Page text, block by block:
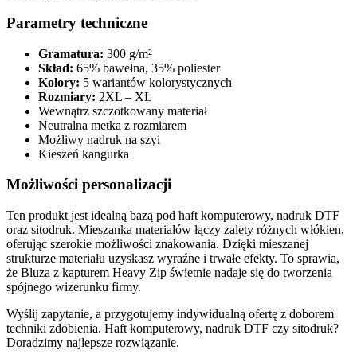
Parametry techniczne
Gramatura: 300 g/m²
Skład: 65% bawełna, 35% poliester
Kolory: 5 wariantów kolorystycznych
Rozmiary: 2XL – XL
Wewnątrz szczotkowany materiał
Neutralna metka z rozmiarem
Możliwy nadruk na szyi
Kieszeń kangurka
Możliwości personalizacji
Ten produkt jest idealną bazą pod haft komputerowy, nadruk DTF
oraz sitodruk. Mieszanka materiałów łączy zalety różnych włókien,
oferując szerokie możliwości znakowania. Dzięki mieszanej
strukturze materiału uzyskasz wyraźne i trwałe efekty. To sprawia,
że Bluza z kapturem Heavy Zip świetnie nadaje się do tworzenia
spójnego wizerunku firmy.
Wyślij zapytanie, a przygotujemy indywidualną ofertę z doborem
techniki zdobienia. Haft komputerowy, nadruk DTF czy sitodruk?
Doradzimy najlepsze rozwiązanie.